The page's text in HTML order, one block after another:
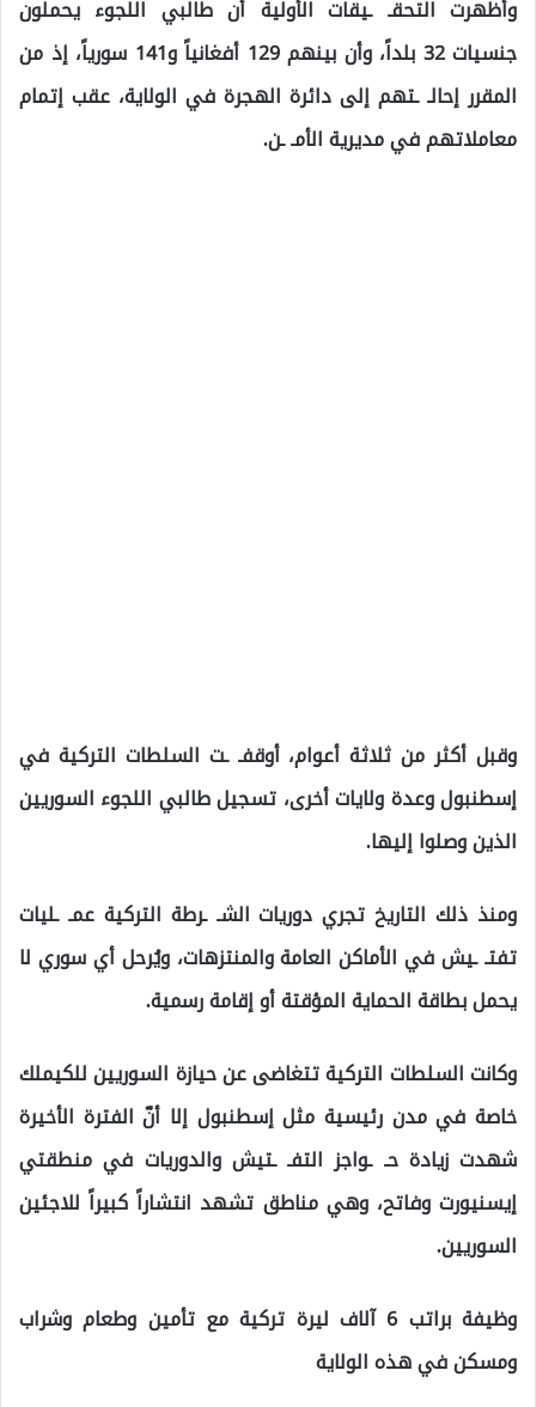
وأظهرت التحقـ ـيقات الأولية أن طالبي اللجوء يحملون
جنسيات 32 بلداً، وأن بينهم 129 أفغانياً و141 سورياً، إذ من
المقرر إحالـ ـتهم إلى دائرة الهجرة في الولاية، عقب إتمام
معاملاتهم في مديرية الأمـ ـن.
وقبل أكثر من ثلاثة أعوام، أوقفـ ـت السلطات التركية في
إسطنبول وعدة ولايات أخرى، تسجيل طالبي اللجوء السوريين
الذين وصلوا إليها.
ومنذ ذلك التاريخ تجري دوريات الشـ ـرطة التركية عمـ ـليات
تفتـ ـيش في الأماكن العامة والمنتزهات، ويُرحل أي سوري لا
يحمل بطاقة الحماية المؤقتة أو إقامة رسمية.
وكانت السلطات التركية تتغاضى عن حيازة السوريين للكيملك
خاصة في مدن رئيسية مثل إسطنبول إلا أنّ الفترة الأخيرة
شهدت زيادة حـ ـواجز التفـ ـتيش والدوريات في منطقتي
إيسنيورت وفاتح، وهي مناطق تشهد انتشاراً كبيراً للاجئين
السوريين.
وظيفة براتب 6 آلاف ليرة تركية مع تأمين وطعام وشراب
ومسكن في هذه الولاية